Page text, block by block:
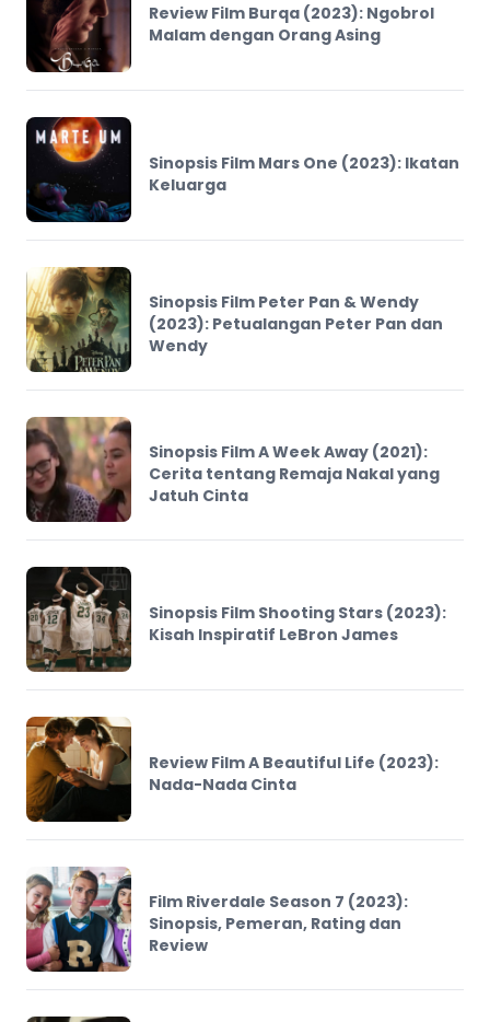
Review Film Burqa (2023): Ngobrol
Malam dengan Orang Asing
Sinopsis Film Mars One (2023): Ikatan
Keluarga
Sinopsis Film Peter Pan & Wendy
(2023): Petualangan Peter Pan dan
Wendy
Sinopsis Film A Week Away (2021):
Cerita tentang Remaja Nakal yang
Jatuh Cinta
Sinopsis Film Shooting Stars (2023):
Kisah Inspiratif LeBron James
Review Film A Beautiful Life (2023):
Nada-Nada Cinta
Film Riverdale Season 7 (2023):
Sinopsis, Pemeran, Rating dan
Review